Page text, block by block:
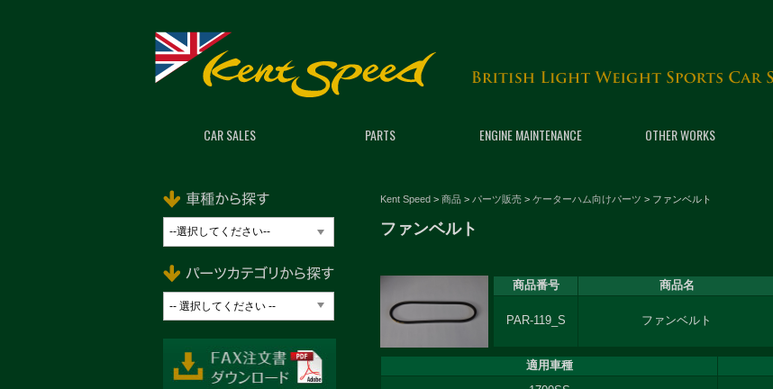
CAR SALES PARTS ENGINE MAINTENANCE OTHER WORKS
Kent Speed > 商品 > パーツ販売 > ケーターハム向けパーツ > ファンベルト
ファンベルト
商品番号 商品名
PAR-119_S ファンベルト
適用車種